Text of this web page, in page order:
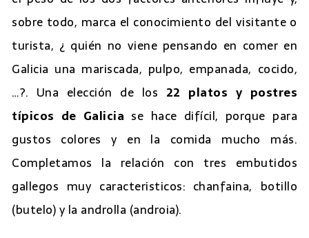
sobre todo, marca el conocimiento del visitante o
turista, ¿ quién no viene pensando en comer en
Galicia una mariscada, pulpo, empanada, cocido,
…?. Una elección de los 22 platos y postres
típicos de Galicia se hace difícil, porque para
gustos colores y en la comida mucho más.
Completamos la relación con tres embutidos
gallegos muy caracteristicos: chanfaina, botillo
(butelo) y la androlla (androia).